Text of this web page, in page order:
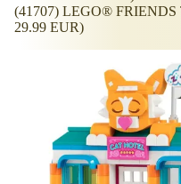
(41707) LEGO® FRIENDS
29.99 EUR)